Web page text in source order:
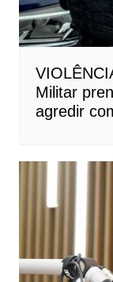
Militar
agredir